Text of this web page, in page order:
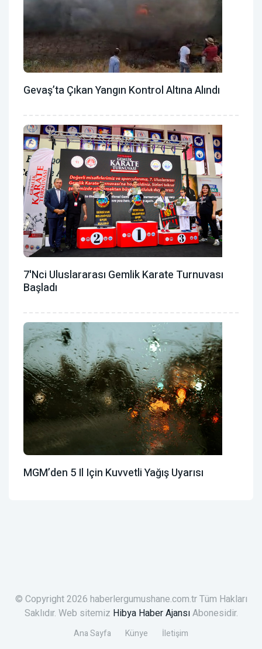
Gevaş’ta Çıkan Yangın Kontrol Altına Alındı
7'nci Uluslararası Gemlik Karate Turnuvası
Başladı
MGM’den 5 Il Için Kuvvetli Yağış Uyarısı
© Copyright 2026 haberlergumushane.com.tr Tüm Hakları
Saklıdır. Web sitemiz Hibya Haber AjansıAbonesidir.
Ana Sayfa Künye İletişim